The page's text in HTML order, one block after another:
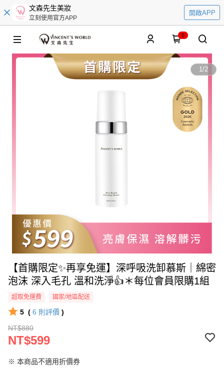
文森先生美妝
立刻使用官方APP
開啟APP
0
1/2
【首購限定✨再享免運】深呼吸洗卸慕斯｜綿密
泡沫 深入毛孔 溫和洗淨👍＊每位會員限購1組
超取免運費 國家/地區配送
5 ( 6 則評價 )
NT$880
NT$599
※ 本商品不適用折價券